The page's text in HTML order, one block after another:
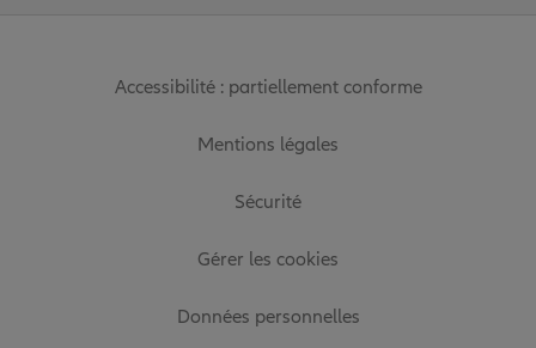
Accessibilité : partiellement conforme
Mentions légales
Sécurité
Gérer les cookies
Données personnelles